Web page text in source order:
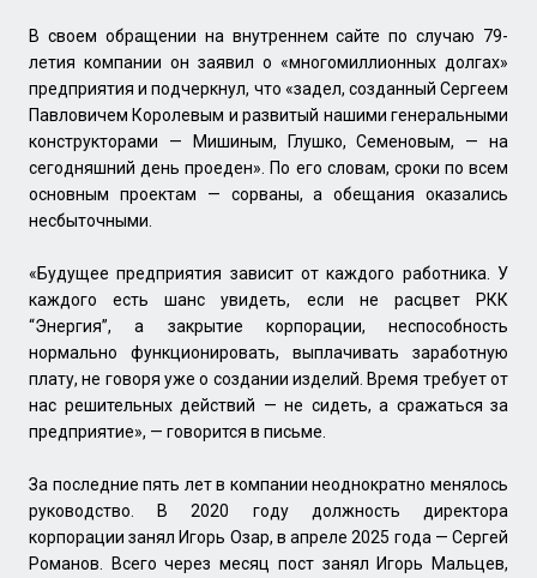
В своем обращении на внутреннем сайте по случаю 79-
летия компании он заявил о «многомиллионных долгах»
предприятия и подчеркнул, что «задел, созданный Сергеем
Павловичем Королевым и развитый нашими генеральными
конструкторами — Мишиным, Глушко, Семеновым, — на
сегодняшний день проеден». По его словам, сроки по всем
основным проектам — сорваны, а обещания оказались
несбыточными.
«Будущее предприятия зависит от каждого работника. У
каждого есть шанс увидеть, если не расцвет РКК
“Энергия”, а закрытие корпорации, неспособность
нормально функционировать, выплачивать заработную
плату, не говоря уже о создании изделий. Время требует от
нас решительных действий — не сидеть, а сражаться за
предприятие», — говорится в письме.
За последние пять лет в компании неоднократно менялось
руководство. В 2020 году должность директора
корпорации занял Игорь Озар, в апреле 2025 года — Сергей
Романов. Всего через месяц пост занял Игорь Мальцев,